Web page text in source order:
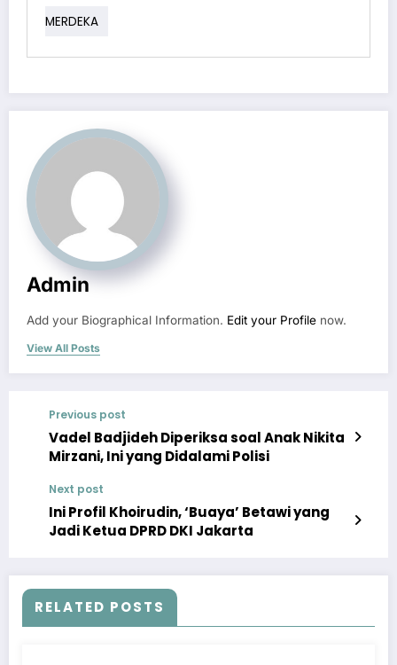
MERDEKA
Admin
Add your Biographical Information. Edit your Profile now.
View All Posts
Previous post
Vadel Badjideh Diperiksa soal Anak Nikita
Mirzani, Ini yang Didalami Polisi
Next post
Ini Profil Khoirudin, ‘Buaya’ Betawi yang
Jadi Ketua DPRD DKI Jakarta
RELATED POSTS